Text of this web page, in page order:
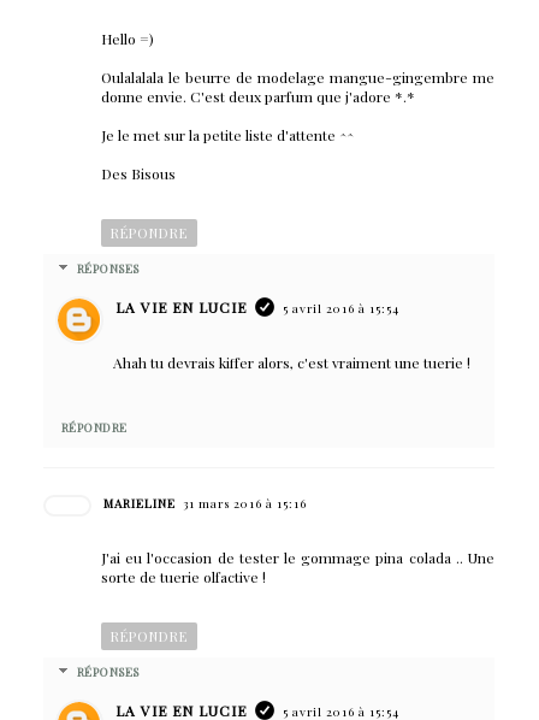
Hello =)
Oulalalala le beurre de modelage mangue-gingembre me
donne envie. C'est deux parfum que j'adore *.*
Je le met sur la petite liste d'attente ^^
Des Bisous
RÉPONDRE
RÉPONSES
LA VIE EN LUCIE 5 avril 2016 à 15:54
Ahah tu devrais kiffer alors, c'est vraiment une tuerie !
RÉPONDRE
MARIELINE 31 mars 2016 à 15:16
J'ai eu l'occasion de tester le gommage pina colada .. Une
sorte de tuerie olfactive !
RÉPONDRE
RÉPONSES
LA VIE EN LUCIE 5 avril 2016 à 15:54